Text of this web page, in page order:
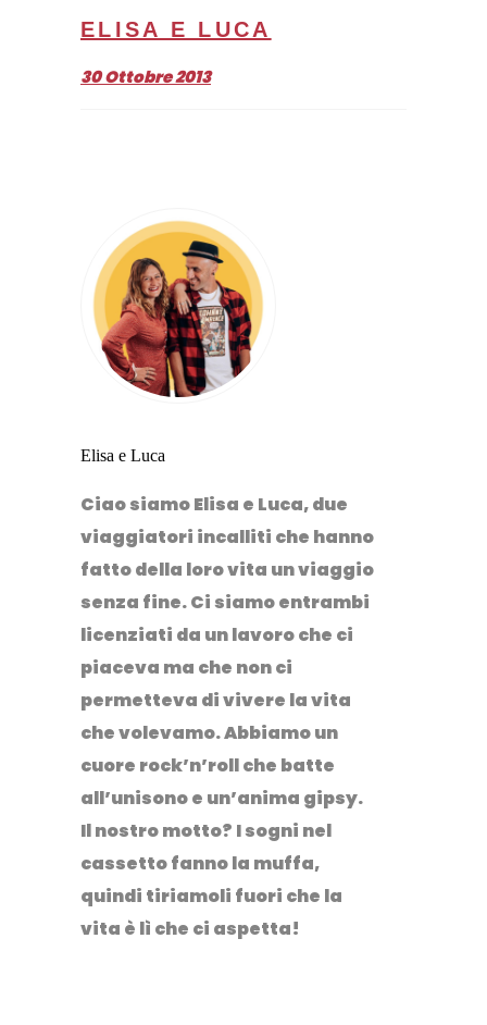
ELISA E LUCA
30 Ottobre 2013
Elisa e Luca
Ciao siamo Elisa e Luca, due
viaggiatori incalliti che hanno
fatto della loro vita un viaggio
senza fine. Ci siamo entrambi
licenziati da un lavoro che ci
piaceva ma che non ci
permetteva di vivere la vita
che volevamo. Abbiamo un
cuore rock’n’roll che batte
all’unisono e un’anima gipsy.
Il nostro motto? I sogni nel
cassetto fanno la muffa,
quindi tiriamoli fuori che la
vita è lì che ci aspetta!